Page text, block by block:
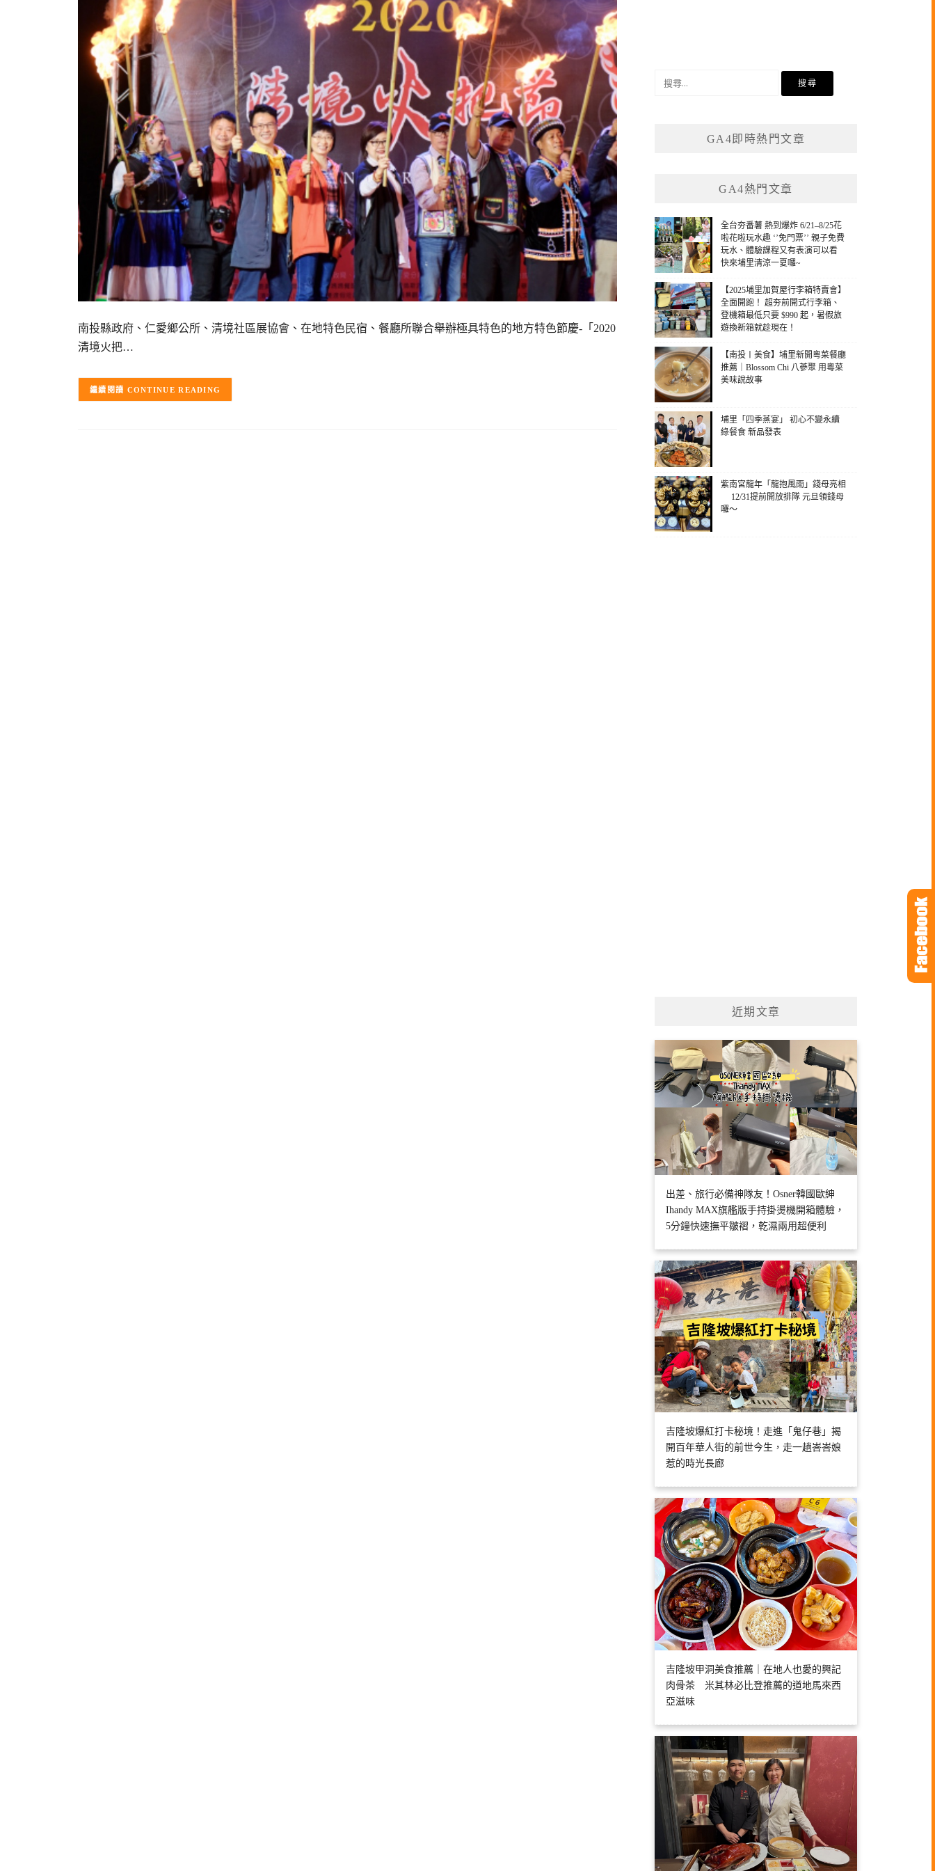
南投縣政府、仁愛鄉公所、清境社區展協會、在地特色民宿、餐廳所聯合舉辦極具特色的地方特色節慶-「2020
清境火把…
CONTINUE READING
GA4即時熱門文章
GA4熱門文章
全台夯番薯 熱到爆炸 6/21–8/25花
啦花啦玩水趣 ‘’免門票’’ 親子免費
玩水、體驗課程又有表演可以看
快來埔里清涼一夏囉~
【2025埔里加賀屋行李箱特賣會】
全面開跑！ 超夯前開式行李箱、
登機箱最低只要 $990 起，暑假旅
遊換新箱就趁現在！
【南投〡美食】埔里新開粵菜餐廳
推薦｜Blossom Chi 八蔘聚 用粵菜
美味說故事
埔里「四季蒸宴」 初心不變永續
綠餐食 新品發表
紫南宮龍年「龍抱風雨」錢母亮相
12/31提前開放排隊 元旦領錢母
囉～
近期文章
出差、旅行必備神隊友！Osner韓國歐紳
Ihandy MAX旗艦版手持掛燙機開箱體驗，
5分鐘快速撫平皺褶，乾濕兩用超便利
吉隆坡爆紅打卡秘境！走進「鬼仔巷」揭
開百年華人街的前世今生，走一趟峇峇娘
惹的時光長廊
吉隆坡甲洞美食推薦｜在地人也愛的興記
肉骨茶 米其林必比登推薦的道地馬來西
亞滋味